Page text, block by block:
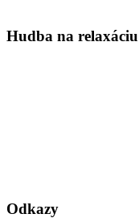
Hudba na relaxáciu
Odkazy